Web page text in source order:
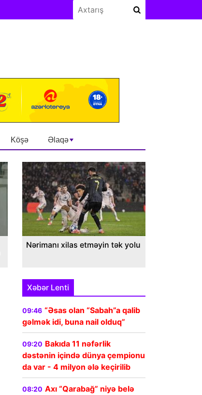
Köşə Əlaqə
Nərimanı xilas etməyin tək yolu
Xəbər Lenti
09:46 “Əsas olan “Sabah”a qalib
gəlmək idi, buna nail olduq”
09:20 Bakıda 11 nəfərlik
dəstənin içində dünya çempionu
da var - 4 milyon ələ keçirilib
08:20 Axı “Qarabağ” niyə belə